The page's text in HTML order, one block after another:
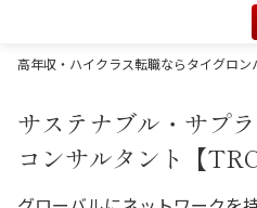
高年収・ハイクラス転職ならタイグロン
サステナブル・サプ
コンサルタント【